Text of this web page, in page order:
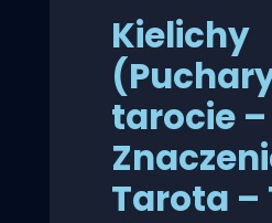
Kielichy
tarocie –
Tarota –